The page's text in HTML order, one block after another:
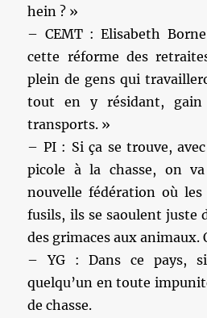
hein ? »
– CEMT : Elisabeth
cette réforme des
plein de gens qui
tout en y résidant,
transports. »
– PI : Si ça se trouve,
picole à la chasse, on
nouvelle fédération où les
fusils, ils se saoulent juste
des grimaces aux animaux.
– YG : Dans ce pays,
quelqu’un en toute
de chasse.